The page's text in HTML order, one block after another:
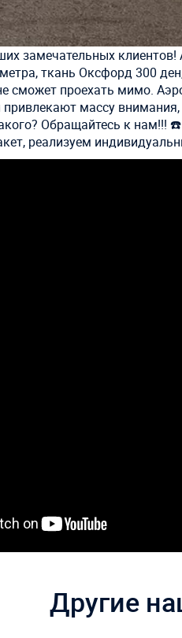
замечательных
ткань Оксфорд 300
сможет проехать мимо.
привлекают массу
Обращайтесь к нам!!!
реализуем
Другие